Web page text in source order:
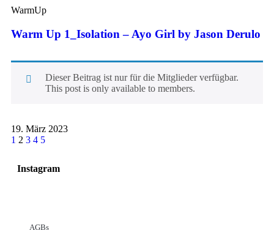
WarmUp
Warm Up 1_Isolation – Ayo Girl by Jason Derulo
Dieser Beitrag ist nur für die Mitglieder verfügbar.
This post is only available to members.
19. März 2023
1 2 3 4 5
Instagram
AGBs